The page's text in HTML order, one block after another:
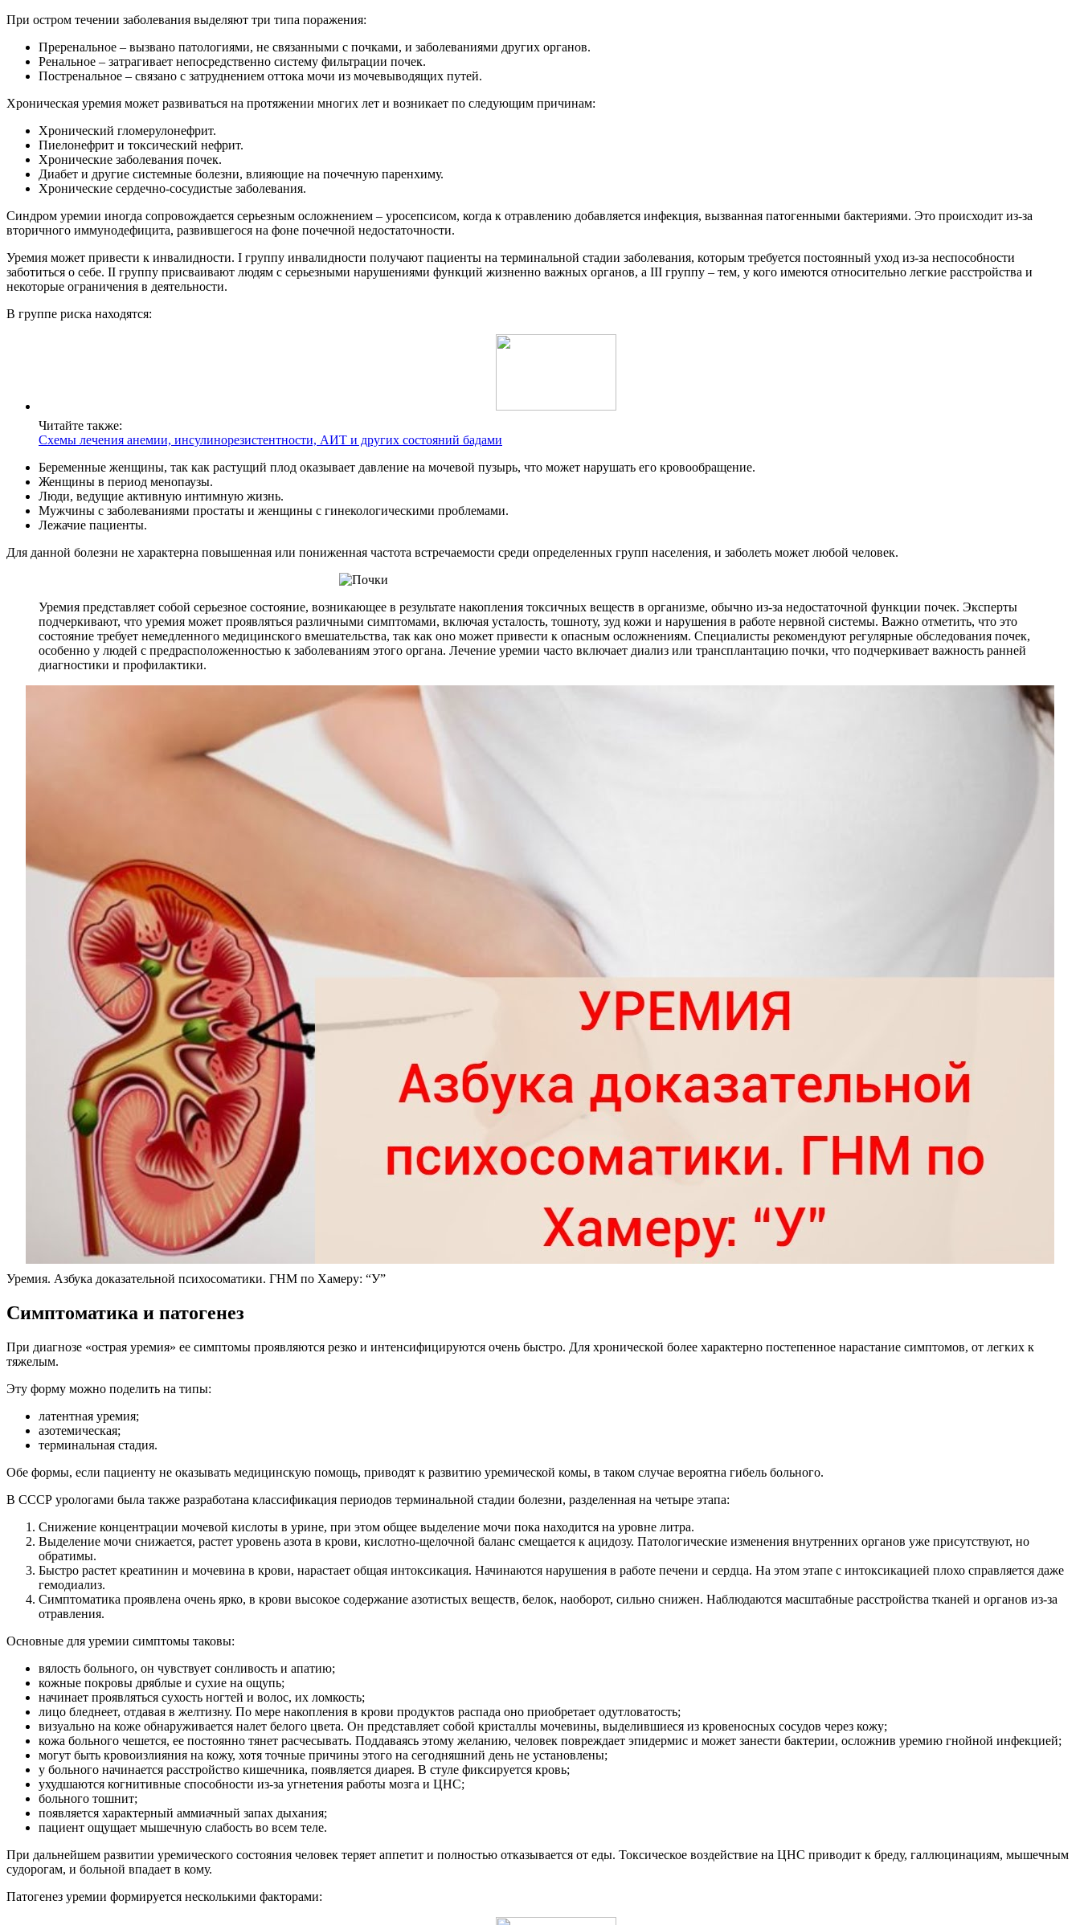
При остром течении заболевания выделяют три типа поражения:
Преренальное – вызвано патологиями, не связанными с почками, и заболеваниями других органов.
Ренальное – затрагивает непосредственно систему фильтрации почек.
Постренальное – связано с затруднением оттока мочи из мочевыводящих путей.
Хроническая уремия может развиваться на протяжении многих лет и возникает по следующим причинам:
Хронический гломерулонефрит.
Пиелонефрит и токсический нефрит.
Хронические заболевания почек.
Диабет и другие системные болезни, влияющие на почечную паренхиму.
Хронические сердечно-сосудистые заболевания.
Синдром уремии иногда сопровождается серьезным осложнением – уросепсисом, когда к отравлению добавляется инфекция, вызванная патогенными бактериями. Это происходит из-за
вторичного иммунодефицита, развившегося на фоне почечной недостаточности.
Уремия может привести к инвалидности. I группу инвалидности получают пациенты на терминальной стадии заболевания, которым требуется постоянный уход из-за неспособности
заботиться о себе. II группу присваивают людям с серьезными нарушениями функций жизненно важных органов, а III группу – тем, у кого имеются относительно легкие расстройства и
некоторые ограничения в деятельности.
В группе риска находятся:
Читайте также:
Схемы лечения анемии, инсулинорезистентности, АИТ и других состояний бадами
Беременные женщины, так как растущий плод оказывает давление на мочевой пузырь, что может нарушать его кровообращение.
Женщины в период менопаузы.
Люди, ведущие активную интимную жизнь.
Мужчины с заболеваниями простаты и женщины с гинекологическими проблемами.
Лежачие пациенты.
Для данной болезни не характерна повышенная или пониженная частота встречаемости среди определенных групп населения, и заболеть может любой человек.
Уремия представляет собой серьезное состояние, возникающее в результате накопления токсичных веществ в организме, обычно из-за недостаточной функции почек. Эксперты
подчеркивают, что уремия может проявляться различными симптомами, включая усталость, тошноту, зуд кожи и нарушения в работе нервной системы. Важно отметить, что это
состояние требует немедленного медицинского вмешательства, так как оно может привести к опасным осложнениям. Специалисты рекомендуют регулярные обследования почек,
особенно у людей с предрасположенностью к заболеваниям этого органа. Лечение уремии часто включает диализ или трансплантацию почки, что подчеркивает важность ранней
диагностики и профилактики.
Уремия. Азбука доказательной психосоматики. ГНМ по Хамеру: “У”
Симптоматика и патогенез
При диагнозе «острая уремия» ее симптомы проявляются резко и интенсифицируются очень быстро. Для хронической более характерно постепенное нарастание симптомов, от легких к
тяжелым.
Эту форму можно поделить на типы:
латентная уремия;
азотемическая;
терминальная стадия.
Обе формы, если пациенту не оказывать медицинскую помощь, приводят к развитию уремической комы, в таком случае вероятна гибель больного.
В СССР урологами была также разработана классификация периодов терминальной стадии болезни, разделенная на четыре этапа:
Снижение концентрации мочевой кислоты в урине, при этом общее выделение мочи пока находится на уровне литра.
Выделение мочи снижается, растет уровень азота в крови, кислотно-щелочной баланс смещается к ацидозу. Патологические изменения внутренних органов уже присутствуют, но
обратимы.
Быстро растет креатинин и мочевина в крови, нарастает общая интоксикация. Начинаются нарушения в работе печени и сердца. На этом этапе с интоксикацией плохо справляется даже
гемодиализ.
Симптоматика проявлена очень ярко, в крови высокое содержание азотистых веществ, белок, наоборот, сильно снижен. Наблюдаются масштабные расстройства тканей и органов из-за
отравления.
Основные для уремии симптомы таковы:
вялость больного, он чувствует сонливость и апатию;
кожные покровы дряблые и сухие на ощупь;
начинает проявляться сухость ногтей и волос, их ломкость;
лицо бледнеет, отдавая в желтизну. По мере накопления в крови продуктов распада оно приобретает одутловатость;
визуально на коже обнаруживается налет белого цвета. Он представляет собой кристаллы мочевины, выделившиеся из кровеносных сосудов через кожу;
кожа больного чешется, ее постоянно тянет расчесывать. Поддаваясь этому желанию, человек повреждает эпидермис и может занести бактерии, осложнив уремию гнойной инфекцией;
могут быть кровоизлияния на кожу, хотя точные причины этого на сегодняшний день не установлены;
у больного начинается расстройство кишечника, появляется диарея. В стуле фиксируется кровь;
ухудшаются когнитивные способности из-за угнетения работы мозга и ЦНС;
больного тошнит;
появляется характерный аммиачный запах дыхания;
пациент ощущает мышечную слабость во всем теле.
При дальнейшем развитии уремического состояния человек теряет аппетит и полностью отказывается от еды. Токсическое воздействие на ЦНС приводит к бреду, галлюцинациям, мышечным
судорогам, и больной впадает в кому.
Патогенез уремии формируется несколькими факторами: